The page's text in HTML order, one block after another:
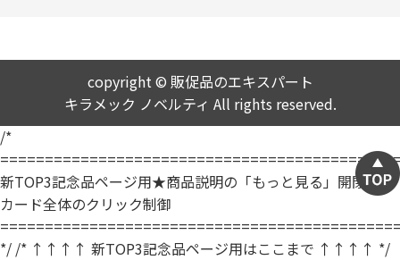
copyright © 販促品のエキスパート
キラメック ノベルティ All rights reserved.
/*
新TOP3記念品ページ用★商品説明の「もっと見る」開閉 ＆
カード全体のクリック制御
*/ /* ↑↑↑↑ 新TOP3記念品ページ用はここまで ↑↑↑↑ */